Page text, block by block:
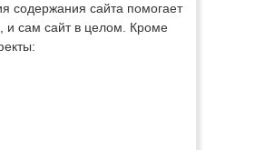
содержания сайта помогает
и сам сайт в целом. Кроме